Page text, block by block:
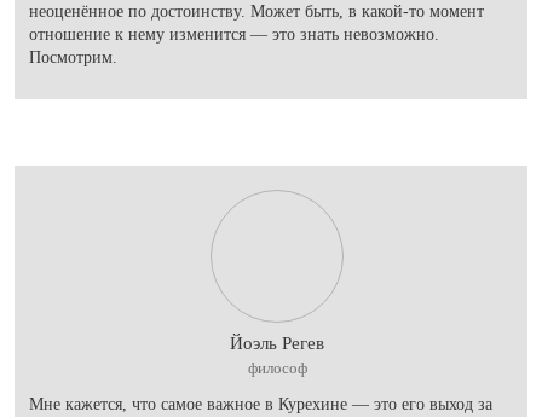
неоценённое по достоинству. Может быть, в какой-то момент
отношение к нему изменится — это знать невозможно.
Посмотрим.
Йоэль Регев
философ
Мне кажется, что самое важное в Курехине — это его выход за